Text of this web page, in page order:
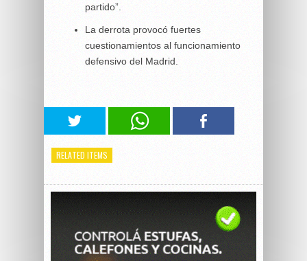
partido”.
La derrota provocó fuertes
cuestionamientos al funcionamiento
defensivo del Madrid.
RELATED ITEMS